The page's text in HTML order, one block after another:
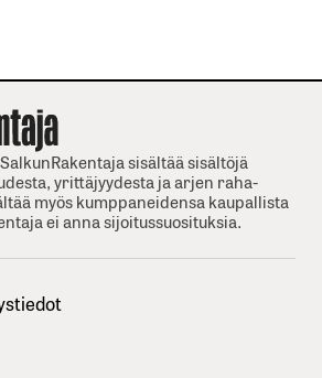
sisältää sisältöjä
yrittäjyydesta ja arjen raha-
myös kumppaneidensa kaupallista
ei anna sijoitussuosituksia.